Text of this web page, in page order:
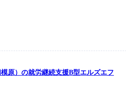
原）の就労継続支援B型エルズエフ